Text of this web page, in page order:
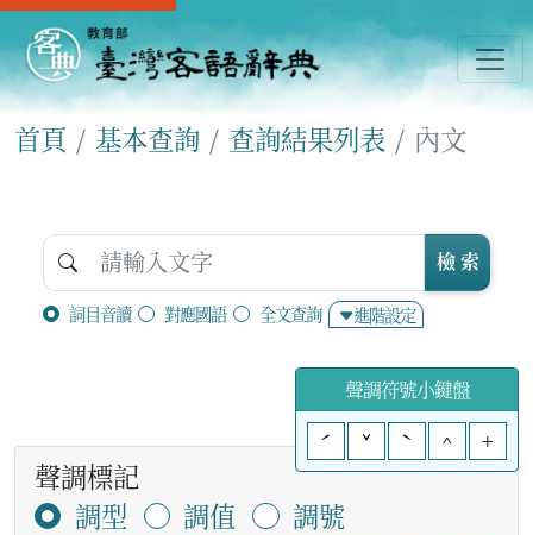
首頁 基本查詢 查詢結果列表 內文
詞目音讀 對應國語 全文查詢 進階設定
檢 索
聲調符號小鍵盤
ˊ
ˇ ˋ ^ +
聲調標記
調型
調值
調號